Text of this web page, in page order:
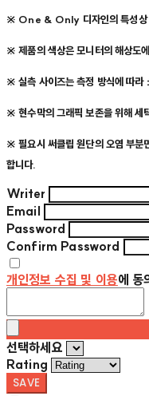
※ One & Only 디자인의 특성상
※ 제품의 색상은 모니터의 해상도
※ 실측 사이즈는 측정 방식에 따라
※ 현수막의 그래픽 보존을 위해 세
※ 필요시 써클립 원단의 오염 부분
합니다.
Writer
Email
Password
Confirm Password
개인정보 수집 및 이용에 동
선택하세요
Rating
SAVE